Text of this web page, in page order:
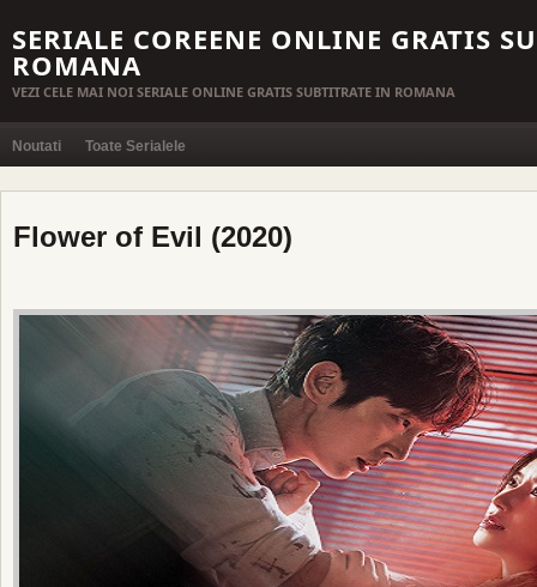
SERIALE COREENE ONLINE GRATIS
ROMANA
VEZI CELE MAI NOI SERIALE ONLINE GRATIS SUBTITRATE IN ROMANA
Noutati Toate Serialele
Flower of Evil (2020)